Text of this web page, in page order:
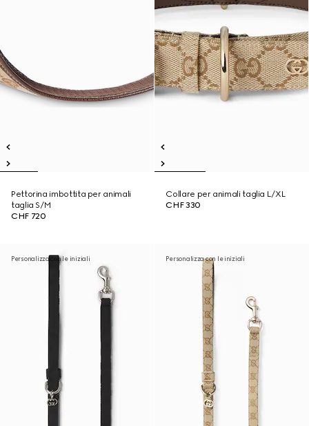
Pettorina imbottita per animali
taglia S/M
CHF 720
Collare per animali taglia L/XL
CHF 330
Personalizza con le iniziali Personalizza con le iniziali